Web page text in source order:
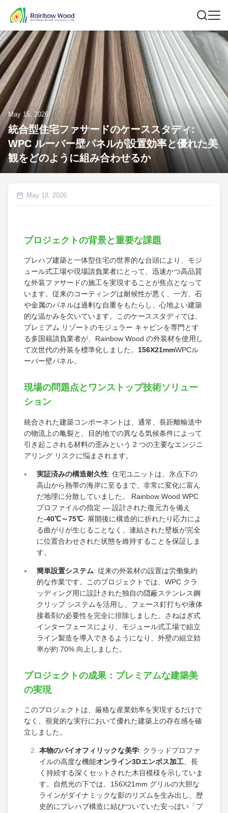
May 15, 2026
統合型住宅ファサードのケーススタディ:
WPC ルーバー壁パネルが設置効率と優れた美
観をどのように組み合わせるか
May 18, 2026
プロジェクトの背景と重要な課題
プレハブ建築と一体型住宅の世界的な台頭により、モジ
ュール式工場や現場請負業者にとって、迅速かつ高品質
な外装ファサードの施工を実現することが焦点となって
います。従来のコーティングは耐候性が悪く、一方、石
や金属のパネルは過剰な自重をもたらし、心地よい建築
的な温かみを欠いています。このケーススタディでは、
プレミアム リゾートのモジュラー キャビンを専門とす
る多国籍請負業者が、Rainbow Wood の外装材を使用し
て次世代の外装を標準化しました。 156X21mmWPCル
ーバー壁パネル。
現場の問題点とワンストップ技術ソリュー
ション
統合された建築コンポーネントは、通常、長距離輸送中
の物流上の亀裂と、目的地での異なる気候条件によって
引き起こされる材料の歪みという 2 つの主要なエンジニ
アリング リスクに悩まされます。
実証済みの構造耐久性: 住宅ユニットは、氷点下の
高山から熱帯の海岸に至るまで、非常に変化に富ん
だ地理に分散していました。 Rainbow Wood WPC
プロファイルの指定 — 設計された復元力を備え
た-40℃～75℃- 展開後に構造的に折れたり応力によ
る曲がりが生じることなく、連結された壁板が完全
に位置合わせされた状態を維持することを保証しま
す。
簡単設置システム: 従来の外装材の設置は労働集約
的な作業です。このプロジェクトでは、WPC クラ
ッディング用に設計された独自の隠蔽ステンレス鋼
クリップ システムを活用し、フェース釘打ちや液体
接着剤の必要性を完全に排除しました。さねはぎ式
インターフェースにより、モジュール式工場で組立
ライン製造を導入できるようになり、外壁の組立効
率が約 70% 向上しました。
プロジェクトの成果：プレミアムな建築美
の実現
このプロジェクトは、厳格な産業効率を実現するだけで
なく、視覚的な実行において優れた建築上の存在感を確
立しました。
本物のバイオフィリックな美学: クラッドプロファ
イルの高度な機能オンライン3Dエンボス加工 、長
く持続する深くセットされた木目模様を示していま
す。自然光の下では、156X21mm グリルの大胆な
ラインがダイナミックな影のリズムを生み出し、歴
史的にプレハブ構造に結びついていた安っぽい「プ